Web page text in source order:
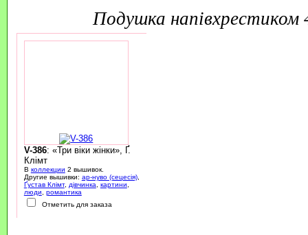
подушка
V-386: «Три віки жінки», Ґ.
Клімт
В коллекции 2 вышивок.
Другие вышивки: ар-нуво (сецесія),
Ґустав Клімт, дівчинка картини
люди
романтика
Отметить для заказа